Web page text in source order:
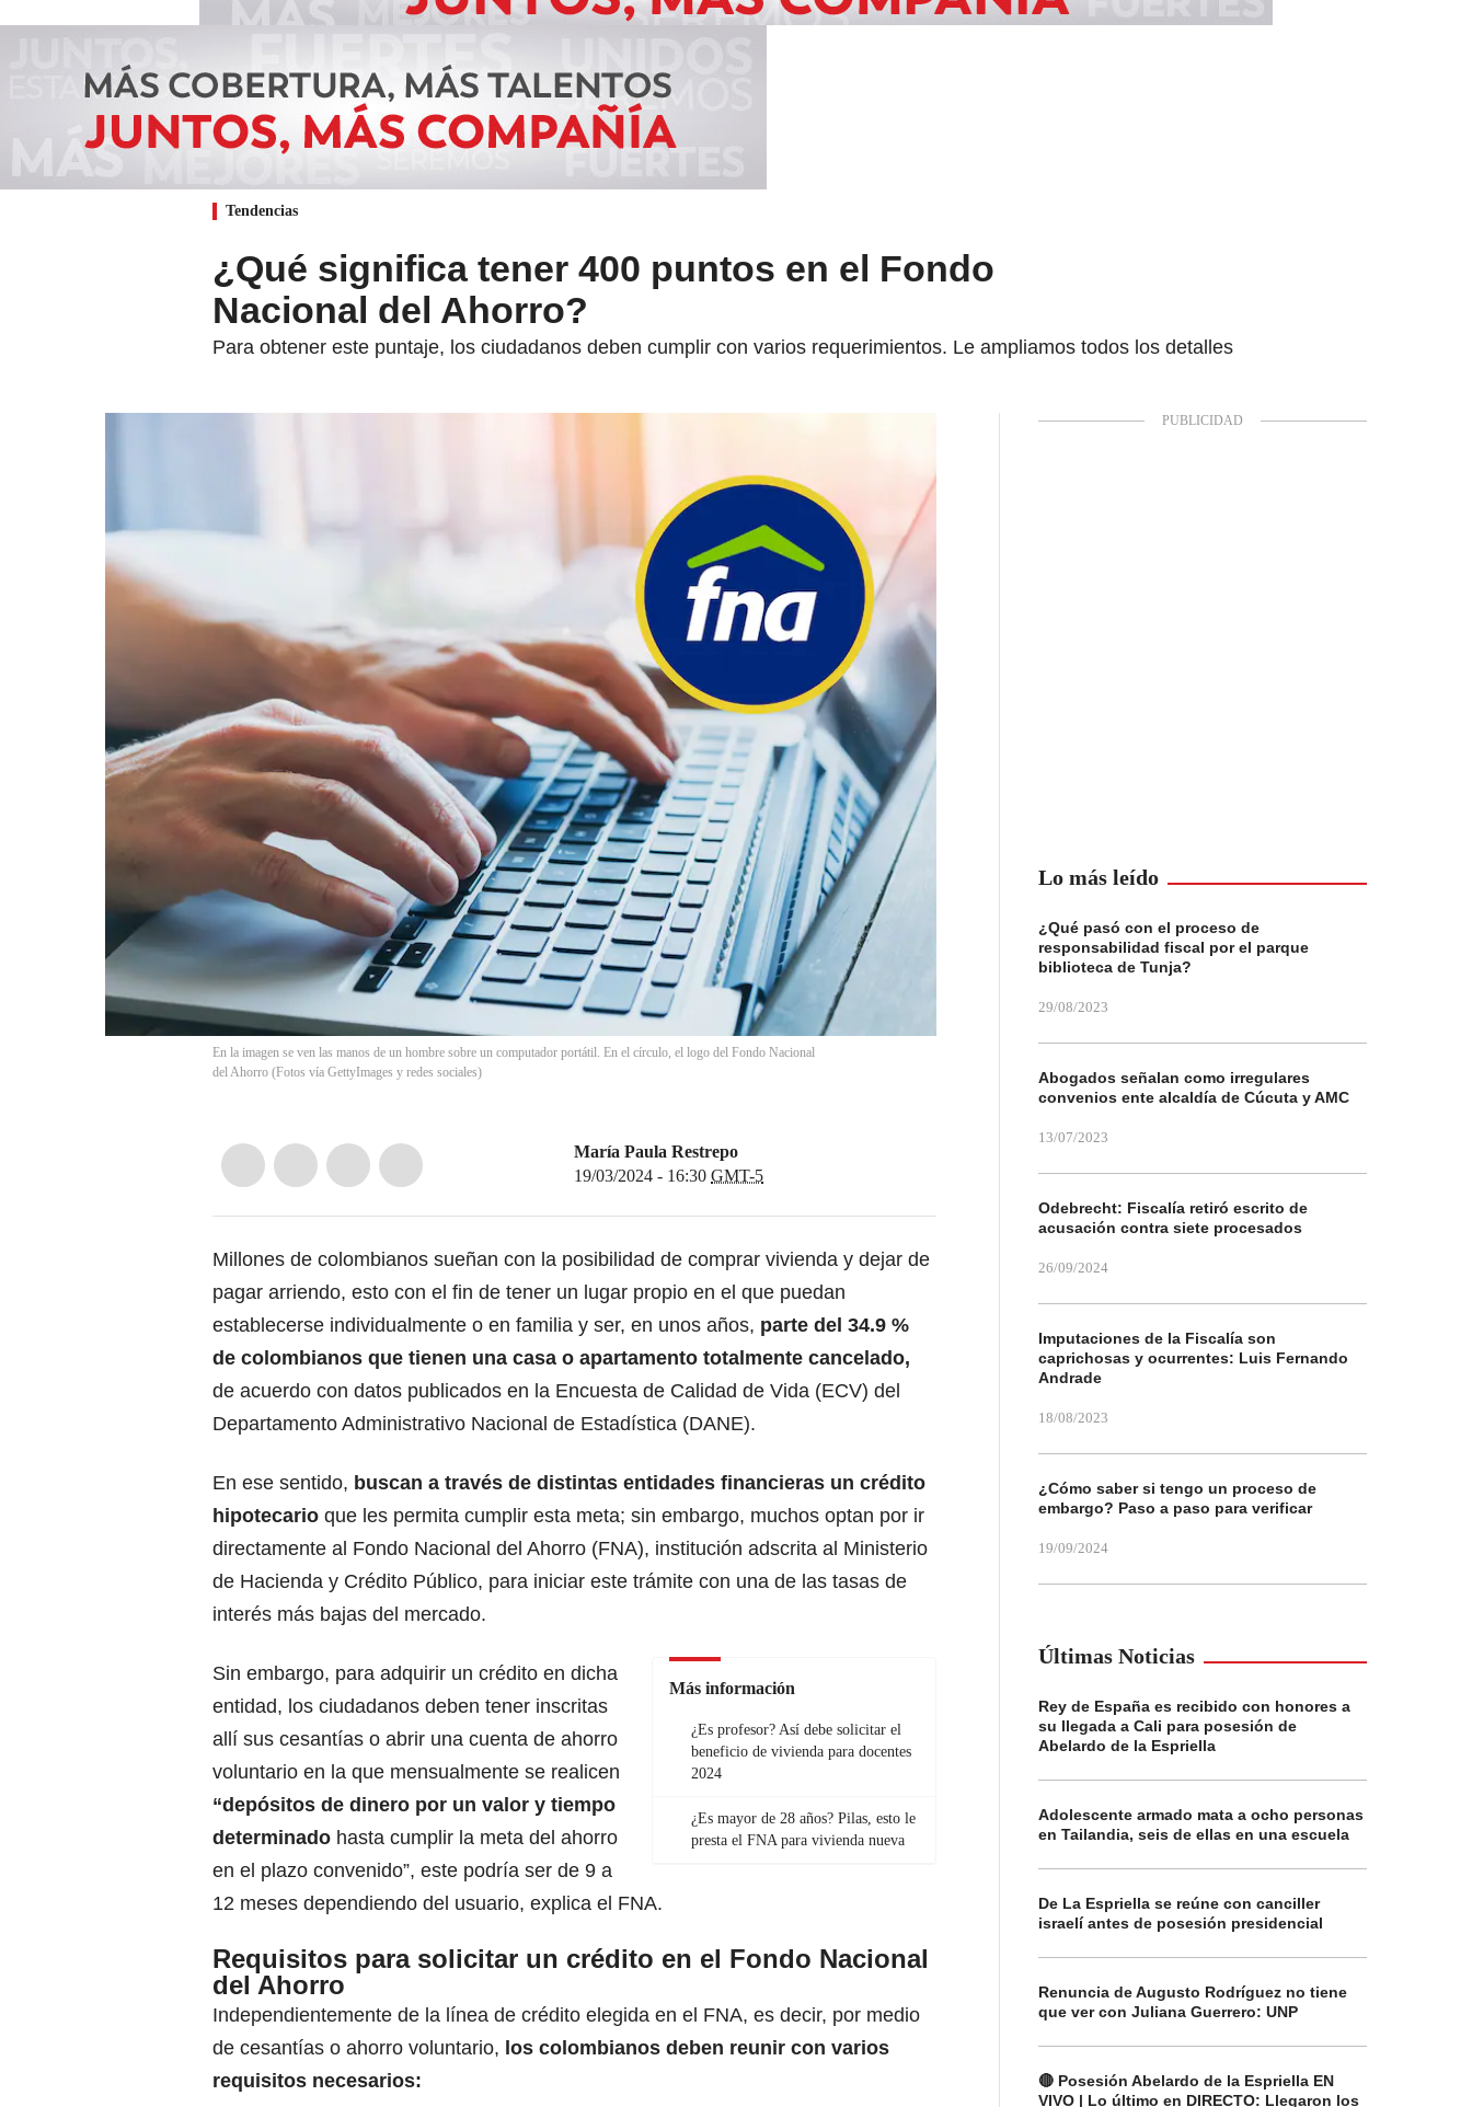
Tendencias
¿Qué significa tener 400 puntos en el Fondo
Nacional del Ahorro?
Para obtener este puntaje, los ciudadanos deben cumplir con varios requerimientos. Le ampliamos todos los detalles
En la imagen se ven las manos de un hombre sobre un computador portátil. En el círculo, el logo del Fondo Nacional
del Ahorro (Fotos vía GettyImages y redes sociales)
María Paula Restrepo
19/03/2024 - 16:30 GMT-5
Millones de colombianos sueñan con la posibilidad de comprar vivienda y dejar de
pagar arriendo, esto con el fin de tener un lugar propio en el que puedan
establecerse individualmente o en familia y ser, en unos años, parte del 34.9 %
de colombianos que tienen una casa o apartamento totalmente cancelado,
de acuerdo con datos publicados en la Encuesta de Calidad de Vida (ECV) del
Departamento Administrativo Nacional de Estadística (DANE).
En ese sentido, buscan a través de distintas entidades financieras un crédito
hipotecario que les permita cumplir esta meta; sin embargo, muchos optan por ir
directamente al Fondo Nacional del Ahorro (FNA), institución adscrita al Ministerio
de Hacienda y Crédito Público, para iniciar este trámite con una de las tasas de
interés más bajas del mercado.
Más información
¿Es profesor? Así debe solicitar el
beneficio de vivienda para docentes
2024
¿Es mayor de 28 años? Pilas, esto le
presta el FNA para vivienda nueva
Sin embargo, para adquirir un crédito en dicha
entidad, los ciudadanos deben tener inscritas
allí sus cesantías o abrir una cuenta de ahorro
voluntario en la que mensualmente se realicen
“depósitos de dinero por un valor y tiempo
determinado hasta cumplir la meta del ahorro
en el plazo convenido”, este podría ser de 9 a
12 meses dependiendo del usuario, explica el FNA.
Requisitos para solicitar un crédito en el Fondo Nacional
del Ahorro
Independientemente de la línea de crédito elegida en el FNA, es decir, por medio
de cesantías o ahorro voluntario, los colombianos deben reunir con varios
requisitos necesarios:
Lo más leído
¿Qué pasó con el proceso de
responsabilidad fiscal por el parque
biblioteca de Tunja?
29/08/2023
Abogados señalan como irregulares
convenios ente alcaldía de Cúcuta y AMC
13/07/2023
Odebrecht: Fiscalía retiró escrito de
acusación contra siete procesados
26/09/2024
Imputaciones de la Fiscalía son
caprichosas y ocurrentes: Luis Fernando
Andrade
18/08/2023
¿Cómo saber si tengo un proceso de
embargo? Paso a paso para verificar
19/09/2024
Últimas Noticias
Rey de España es recibido con honores a
su llegada a Cali para posesión de
Abelardo de la Espriella
Adolescente armado mata a ocho personas
en Tailandia, seis de ellas en una escuela
De La Espriella se reúne con canciller
israelí antes de posesión presidencial
Renuncia de Augusto Rodríguez no tiene
que ver con Juliana Guerrero: UNP
🔴 Posesión Abelardo de la Espriella EN
VIVO | Lo último en DIRECTO: Llegaron los